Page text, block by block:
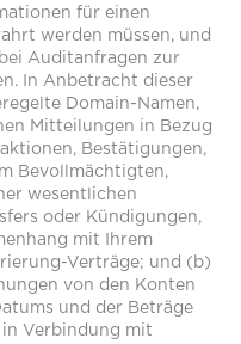
für einen
werden müssen, und
Auditanfragen zur
In Anbetracht dieser
Domain-Namen,
Mitteilungen in Bezug
Bestätigungen,
Bevollmächtigten,
wesentlichen
oder Kündigungen,
mit Ihrem
Verträge; und (b)
von den Konten
und der Beträge
Verbindung mit